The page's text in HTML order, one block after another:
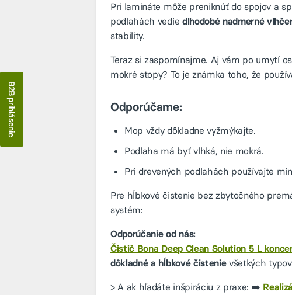
Pri lamináte môže preniknúť do spojov a
podlahách vedie dlhodobé nadmerné
stability.
Teraz si zaspomínajme. Aj vám po umytí
mokré stopy? To je známka toho, že
Odporúčame:
Mop vždy dôkladne vyžmýkajte.
Podlaha má byť vlhká, nie mokrá.
Pri drevených podlahách používajte
Pre hĺbkové čistenie bez zbytočného
systém:
Odporúčanie od nás:
Čistič Bona Deep Clean Solution 5 L
dôkladné a hĺbkové čistenievšetkých
> A ak hľadáte inšpiráciu z praxe: ➡️
B2B prihlásenie